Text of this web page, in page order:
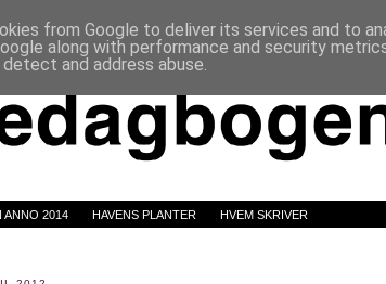
ANNO 2014 HAVENS PLANTER HVEM SKRIVER
from Google to deliver its services and to
along with performance and security
and address abuse.